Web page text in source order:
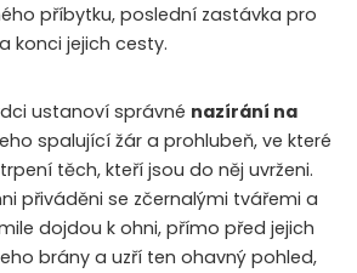
příbytku, poslední zastávka pro
konci jejich cesty.
ustanoví správné nazírání na
spalující žár a prohlubeň, ve které
těch, kteří jsou do něj uvrženi.
přiváděni se zčernalými tvářemi a
dojdou k ohni, přímo před jejich
brány a uzří ten ohavný pohled,